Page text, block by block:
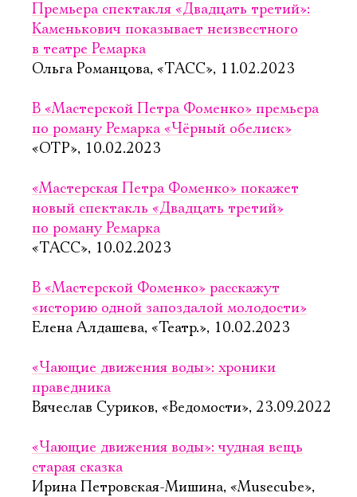
Премьера спектакля «Двадцать третий»:
Каменькович показывает неизвестного
в театре Ремарка
Ольга Романцова, «ТАСС», 11.02.2023
В «Мастерской Петра Фоменко» премьера
по роману Ремарка «Чёрный обелиск»
«ОТР», 10.02.2023
«Мастерская Петра Фоменко» покажет
новый спектакль «Двадцать третий»
по роману Ремарка
«ТАСС», 10.02.2023
В «Мастерской Фоменко» расскажут
«историю одной запоздалой молодости»
Елена Алдашева, «Театр.», 10.02.2023
«Чающие движения воды»: хроники
праведника
Вячеслав Суриков, «Ведомости», 23.09.2022
«Чающие движения воды»: чудная вещь
старая сказка
Ирина Петровская-Мишина, «Musecube»,